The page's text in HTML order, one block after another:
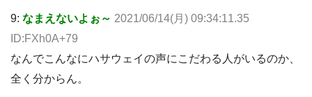
9: なまえないよぉ～ 2021/06/14(月) 09:34:11.35
ID:FXh0A+79
なんでこんなにハサウェイの声にこだわる人がいるのか、
全く分からん。